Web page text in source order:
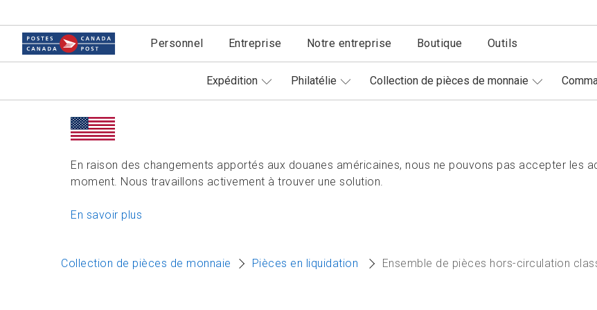
Personnel Entreprise Notre entreprise Boutique Outils
Expédition Philatélie Collection de pièces de monnaie
En raison des changements apportés aux douanes américaines, nous ne pouvons pas accepter les
moment. Nous travaillons activement à trouver une solution.
En savoir plus
Collection de pièces de monnaie Pièces en liquidation Ensemble de pièces hors-circulation